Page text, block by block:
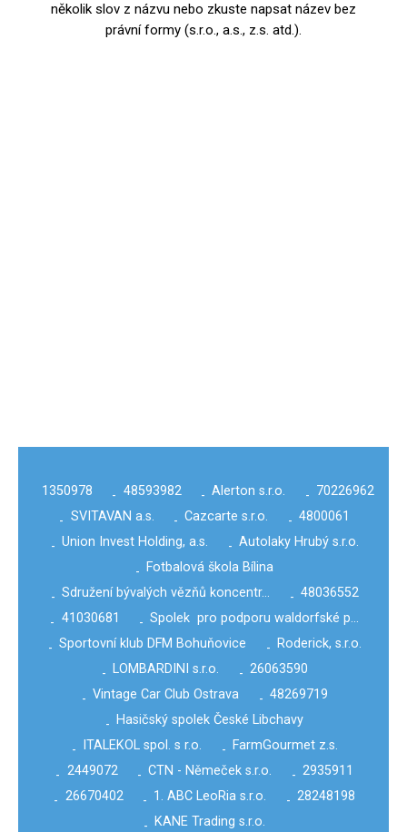
několik slov z názvu nebo zkuste napsat název bez
právní formy (s.r.o., a.s., z.s. atd.).
1350978 - 48593982 - Alerton s.r.o. - 70226962
- SVITAVAN a.s. - Cazcarte s.r.o. - 4800061
- Union Invest Holding, a.s. - Autolaky Hrubý s.r.o.
- Fotbalová škola Bílina
- Sdružení bývalých vězňů koncentr… - 48036552
- 41030681 - Spolek pro podporu waldorfské p…
- Sportovní klub DFM Bohuňovice - Roderick, s.r.o.
- LOMBARDINI s.r.o. - 26063590
- Vintage Car Club Ostrava - 48269719
- Hasičský spolek České Libchavy
-
ITALEKOL spol. s r.o. - FarmGourmet z.s.
- 2449072 - CTN - Němeček s.r.o. - 2935911
- 26670402 - 1. ABC LeoRia s.r.o. - 28248198
- KANE Trading s.r.o.